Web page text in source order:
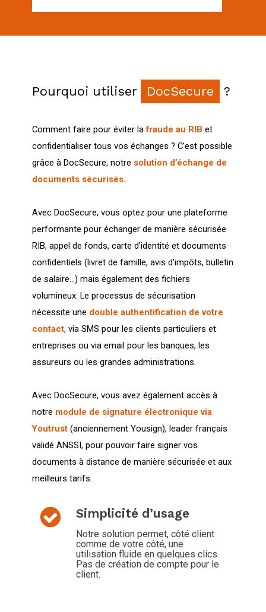
Pourquoi utiliser DocSecure ?
Comment faire pour éviter lafraude au RIB et
confidentialiser tous vos échanges ? C’est possible
grâce à DocSecure, notre solution d’échange de
documents sécurisés.
Avec DocSecure, vous optez pour une plateforme
performante pour échanger de manière sécurisée
RIB, appel de fonds, carte d'identité et documents
confidentiels (livret de famille, avis d'impôts, bulletin
de salaire...) mais également des fichiers
volumineux. Le processus de sécurisation
nécessite une double authentification de votre
contact, via SMS pour les clients particuliers et
entreprises ou via email pour les banques, les
assureurs ou les grandes administrations.
Avec DocSecure, vous avez également accès à
notre module de signature électronique via
Youtrust (anciennement Yousign), leader français
validé ANSSI, pour pouvoir faire signer vos
documents à distance de manière sécurisée et aux
meilleurs tarifs.
Simplicité d’usage
Notre solution permet, côté client
comme de votre côté, une
utilisation fluide en quelques clics.
Pas de création de compte pour le
client.